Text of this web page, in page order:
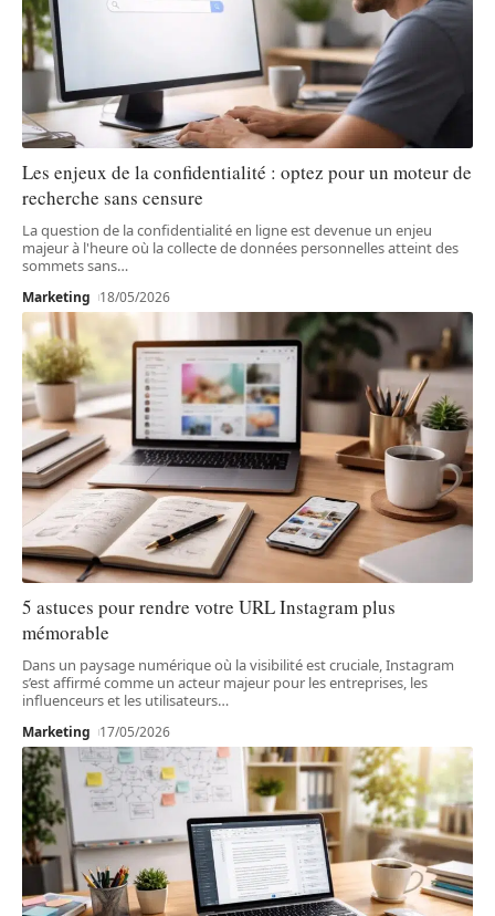
Les enjeux de la confidentialité : optez pour un moteur de
recherche sans censure
La question de la confidentialité en ligne est devenue un enjeu
majeur à l'heure où la collecte de données personnelles atteint des
sommets sans…
Marketing 18/05/2026
5 astuces pour rendre votre URL Instagram plus
mémorable
Dans un paysage numérique où la visibilité est cruciale, Instagram
s’est affirmé comme un acteur majeur pour les entreprises, les
influenceurs et les utilisateurs…
Marketing 17/05/2026